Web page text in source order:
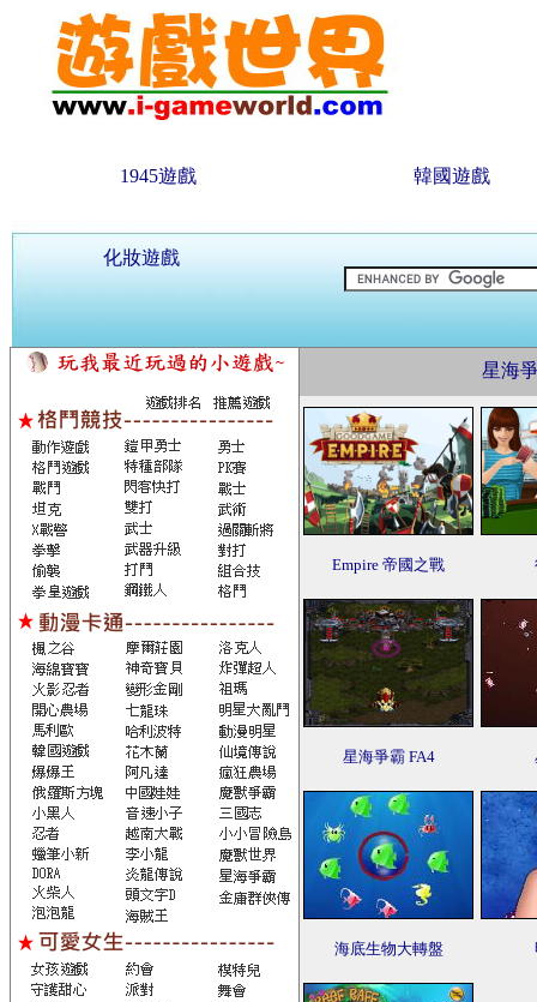
1945遊戲 韓國遊戲
化妝遊戲
星海
Empire 帝國之戰
星海爭霸 FA4
海底生物大轉盤